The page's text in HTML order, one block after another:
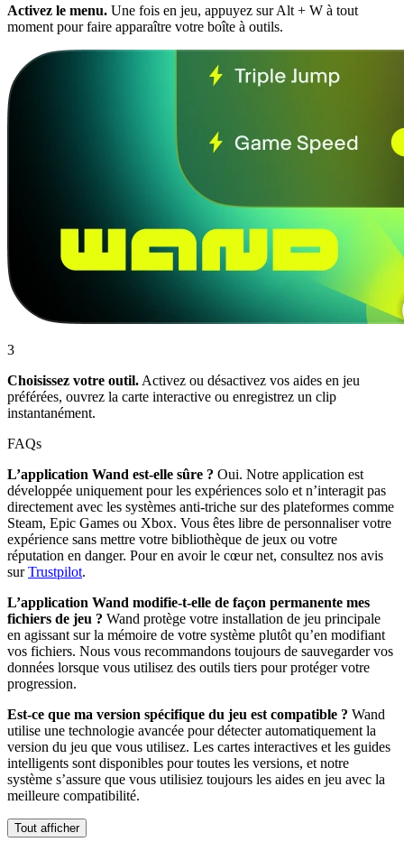
Activez le menu. Une fois en jeu, appuyez sur Alt + W à tout
moment pour faire apparaître votre boîte à outils.
3
Choisissez votre outil. Activez ou désactivez vos aides en jeu
préférées, ouvrez la carte interactive ou enregistrez un clip
instantanément.
FAQs
L’application Wand est-elle sûre ? Oui. Notre application est
développée uniquement pour les expériences solo et n’interagit pas
directement avec les systèmes anti-triche sur des plateformes comme
Steam, Epic Games ou Xbox. Vous êtes libre de personnaliser votre
expérience sans mettre votre bibliothèque de jeux ou votre
réputation en danger. Pour en avoir le cœur net, consultez nos avis
surTrustpilot.
L’application Wand modifie-t-elle de façon permanente mes
fichiers de jeu ? Wand protège votre installation de jeu principale
en agissant sur la mémoire de votre système plutôt qu’en modifiant
vos fichiers. Nous vous recommandons toujours de sauvegarder vos
données lorsque vous utilisez des outils tiers pour protéger votre
progression.
Est-ce que ma version spécifique du jeu est compatible ? Wand
utilise une technologie avancée pour détecter automatiquement la
version du jeu que vous utilisez. Les cartes interactives et les guides
intelligents sont disponibles pour toutes les versions, et notre
système s’assure que vous utilisiez toujours les aides en jeu avec la
meilleure compatibilité.
Tout afficher